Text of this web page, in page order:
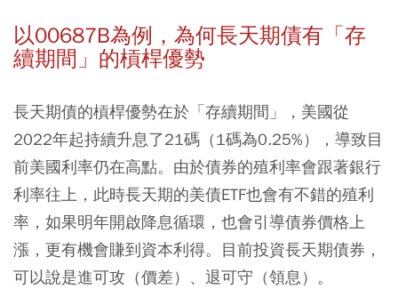
以00687B為例，為何長天期債有「存
續期間」的槓桿優勢
長天期債的槓桿優勢在於「存續期間」，美國從
2022年起持續升息了21碼（1碼為0.25%），導致目
前美國利率仍在高點。由於債券的殖利率會跟著銀行
利率往上， 此時長天期的美債ETF也會有不錯的殖利
率，如果明年開啟降息循環，也會引導債券價格上
漲，更有機會賺到資本利得。 目前投資長天期債券，
可以說是進可攻（價差）、退可守（領息）。